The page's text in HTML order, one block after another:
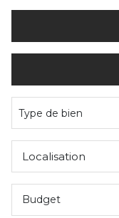
Du neuf
De l'immo pro
Type de bien
Localisation
Budget